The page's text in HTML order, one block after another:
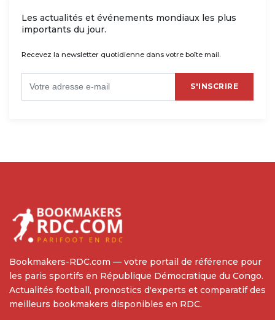
Les actualités et événements mondiaux les plus
importants du jour.
Recevez la newsletter quotidienne dans votre boîte mail.
S'INSCRIRE
Bookmakers-RDC.com — votre portail de référence pour
les paris sportifs en République Démocratique du Congo.
Actualités football, pronostics d'experts et comparatif des
meilleurs bookmakers disponibles en RDC.